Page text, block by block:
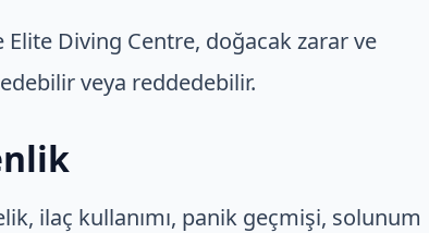
Elite Diving Centre, doğacak zarar ve
veya reddedebilir.
ilaç kullanımı, panik geçmişi, solunum